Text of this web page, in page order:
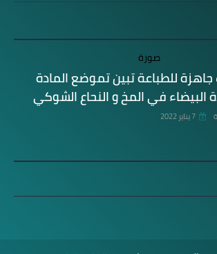
للطباعة تبين تموضع المادة
البيضاء في المخ و النحاع الشوكي
7 يناير 2022